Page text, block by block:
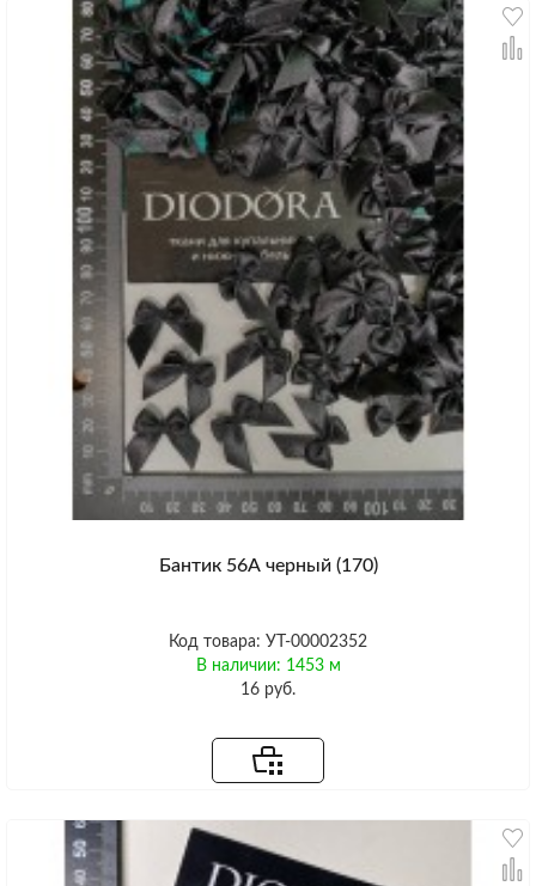
Бантик 56А черный (170)
Код товара: УТ-00002352
В наличии: 1453 м
16 руб.